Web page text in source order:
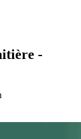
-